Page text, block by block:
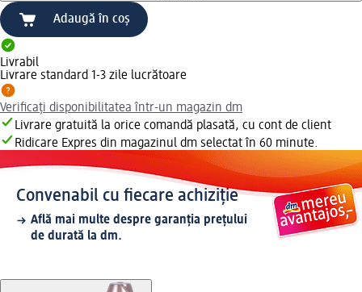
Adaugă în coș
Livrabil
Livrare standard 1-3 zile lucrătoare
Verificați disponibilitatea într-un magazin dm
Livrare gratuită la orice comandă plasată, cu cont de client
Ridicare Expres din magazinul dm selectat în 60 minute.
Convenabil cu fiecare achiziție
Află mai multe despre garanția prețului
de durată la dm.